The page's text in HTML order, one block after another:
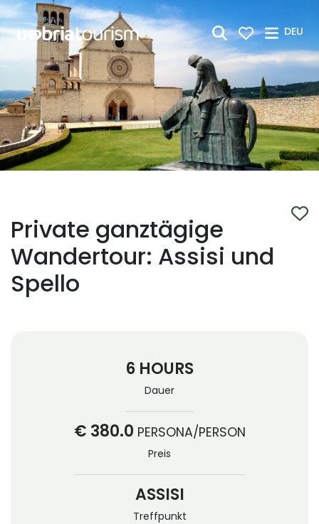
Zum Hauptinhalt springen
DEU
Private ganztägige
Wandertour: Assisi und
Spello
6 HOURS
Dauer
€ 380.0 PERSONA/PERSON
Preis
ASSISI
Treffpunkt